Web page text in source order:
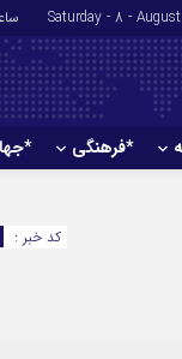
*فرهنگی
رهبر انقلابکد خبر :